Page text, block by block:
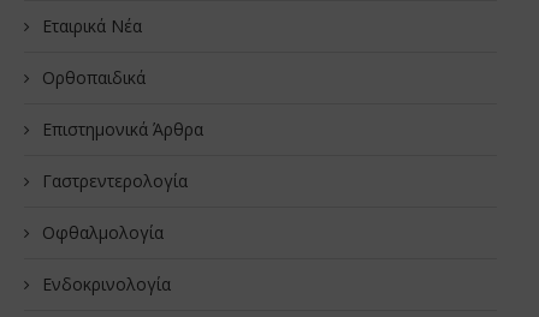
Εταιρικά Νέα
Oρθοπαιδικά
Επιστημονικά Άρθρα
Γαστρεντερολογία
Οφθαλμολογία
Ενδοκρινολογία